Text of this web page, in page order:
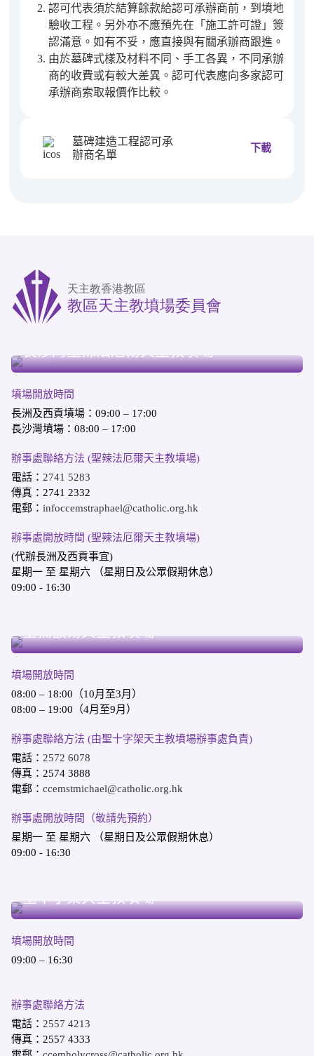
認可代表須於結算餘款給認可承辦商前，到墳地
驗收工程。另外亦不應預先在「施工許可證」簽
認滿意。如有不妥，應直接與有關承辦商跟進。
由於墓碑式樣及材料不同、手工各異，不同承辦
商的收費或有較大差異。認可代表應向多家認可
承辦商索取報價作比較。
墓碑建造工程認可承
辦商名單
下載
長洲天主教墳場
長沙灣聖辣法厄爾天主教墳場
墳場開放時間
長洲及西貢墳場：09:00 – 17:00
長沙灣墳場：08:00 – 17:00
辦事處聯絡方法 (聖辣法厄爾天主教墳場)
電話： 2741 5283
傳真：2741 2332
電郵：infoccemstraphael@catholic.org.hk
辦事處開放時間 (聖辣法厄爾天主教墳場)
(代辦長洲及西貢事宜)
星期一 至 星期六 （星期日及公眾假期休息）
09:00 - 16:30
聖彌額爾天主教墳場
墳場開放時間
08:00 – 18:00（10月至3月）
08:00 – 19:00（4月至9月）
辦事處聯絡方法 (由聖十字架天主教墳場辦事處負責)
電話： 2572 6078
傳真：2574 3888
電郵：ccemstmichael@catholic.org.hk
辦事處開放時間（敬請先預約）
星期一 至 星期六 （星期日及公眾假期休息）
09:00 - 16:30
聖十字架天主教墳場
墳場開放時間
09:00 – 16:30
辦事處聯絡方法
電話： 2557 4213
傳真：2557 4333